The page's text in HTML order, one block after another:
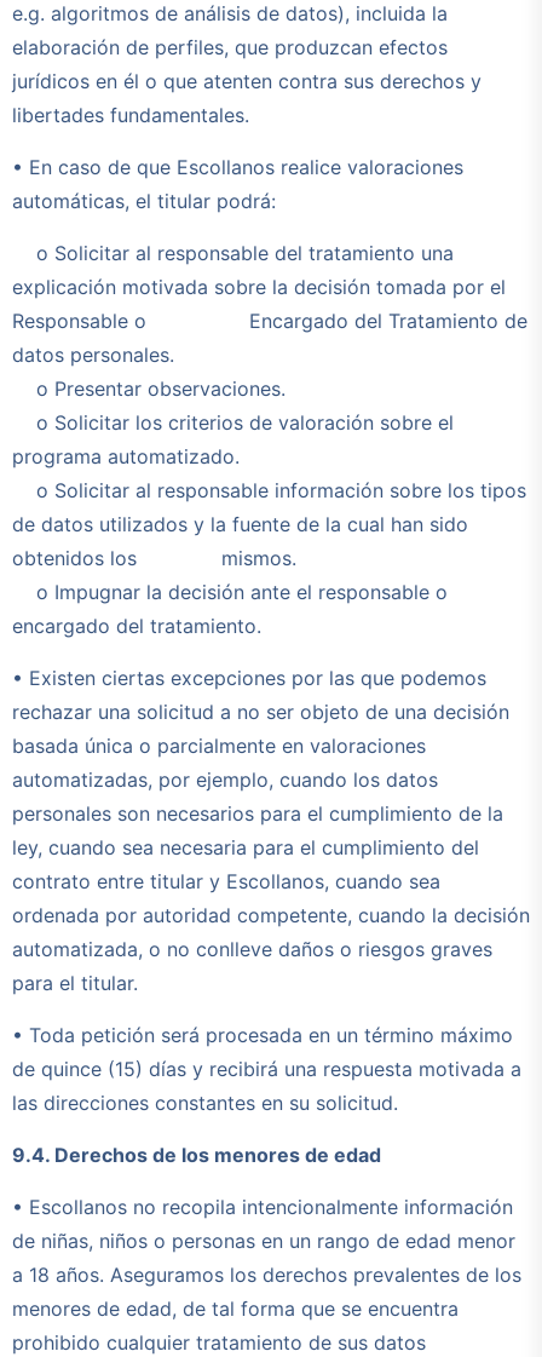
e.g. algoritmos de análisis de datos), incluida la
elaboración de perfiles, que produzcan efectos
jurídicos en él o que atenten contra sus derechos y
libertades fundamentales.
• En caso de que Escollanos realice valoraciones
automáticas, el titular podrá:
o Solicitar al responsable del tratamiento una
explicación motivada sobre la decisión tomada por el
Responsable o Encargado del Tratamiento de
datos personales.
o Presentar observaciones.
o Solicitar los criterios de valoración sobre el
programa automatizado.
o Solicitar al responsable información sobre los tipos
de datos utilizados y la fuente de la cual han sido
obtenidos los mismos.
o Impugnar la decisión ante el responsable o
encargado del tratamiento.
• Existen ciertas excepciones por las que podemos
rechazar una solicitud a no ser objeto de una decisión
basada única o parcialmente en valoraciones
automatizadas, por ejemplo, cuando los datos
personales son necesarios para el cumplimiento de la
ley, cuando sea necesaria para el cumplimiento del
contrato entre titular y Escollanos, cuando sea
ordenada por autoridad competente, cuando la decisión
automatizada, o no conlleve daños o riesgos graves
para el titular.
• Toda petición será procesada en un término máximo
de quince (15) días y recibirá una respuesta motivada a
las direcciones constantes en su solicitud.
9.4. Derechos de los menores de edad
• Escollanos no recopila intencionalmente información
de niñas, niños o personas en un rango de edad menor
a 18 años. Aseguramos los derechos prevalentes de los
menores de edad, de tal forma que se encuentra
prohibido cualquier tratamiento de sus datos